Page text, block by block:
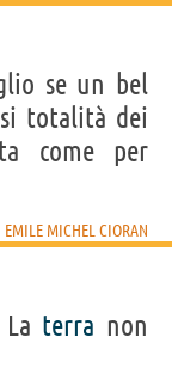
se un bel
totalità dei
come per
EMILE MICHEL CIORAN
terra non